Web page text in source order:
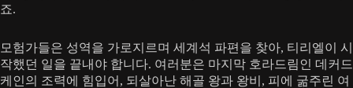
죠.
모험가들은 성역을 가로지르며 세계석 파편을 찾아, 티리엘이 시
작했던 일을 끝내야 합니다. 여러분은 마지막 호라드림인 데커드
케인의 조력에 힘입어, 되살아난 해골 왕과 왕비, 피에 굶주린 여